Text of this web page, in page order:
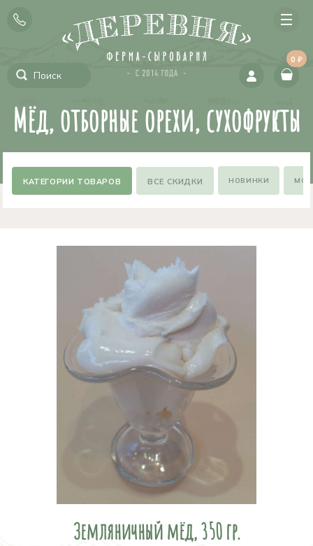
0 ₽
Мёд, отборные орехи, сухофрукты
ВСЕ СКИДКИ НОВИНКИ
Земляничный мёд, 350 гр.